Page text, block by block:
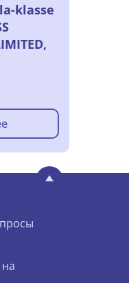
klasse